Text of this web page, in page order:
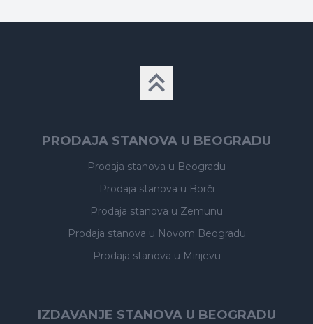
PRODAJA STANOVA U BEOGRADU
Prodaja stanova u Beogradu
Prodaja stanova u Borči
Prodaja stanova u Zemunu
Prodaja stanova u Novom Beogradu
Prodaja stanova u Mirijevu
IZDAVANJE STANOVA U BEOGRADU